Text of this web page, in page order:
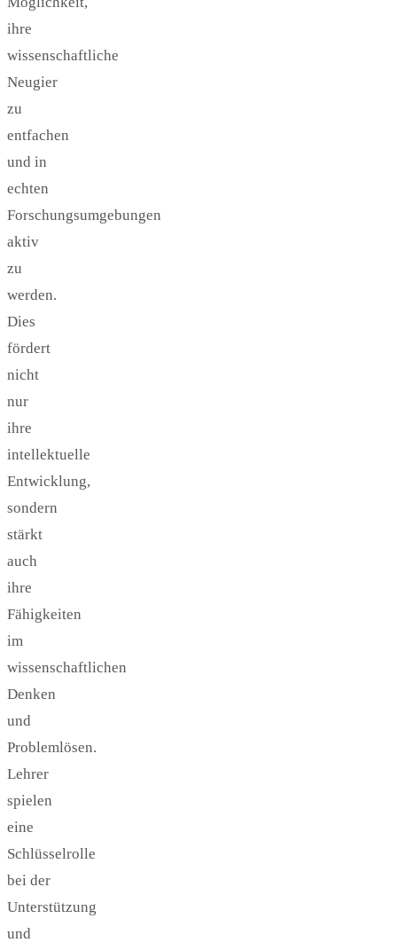
ihre
wissenschaftliche
Neugier
zu
entfachen
und in
echten
Forschungsumgebungen
aktiv
zu
werden.
Dies
fördert
nicht
nur
ihre
intellektuelle
Entwicklung,
sondern
stärkt
auch
ihre
Fähigkeiten
im
wissenschaftlichen
Denken
und
Problemlösen.
Lehrer
spielen
eine
Schlüsselrolle
bei der
Unterstützung
und